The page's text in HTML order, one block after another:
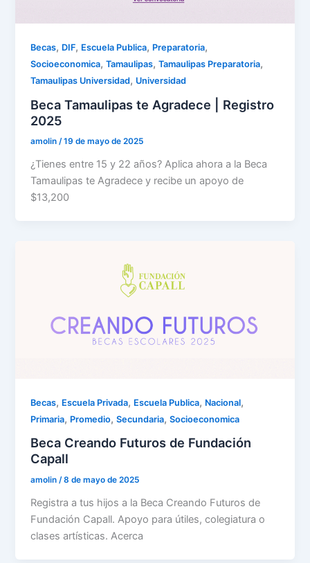
Becas, DIF, Escuela Publica, Preparatoria,
Socioeconomica,Tamaulipas,Tamaulipas Preparatoria,
Tamaulipas Universidad, Universidad
Beca Tamaulipas te Agradece | Registro
2025
amolin/19 de mayo de 2025
¿Tienes entre 15 y 22 años? Aplica ahora a la Beca
Tamaulipas te Agradece y recibe un apoyo de
$13,200
Becas, Escuela Privada, Escuela Publica, Nacional,
Primaria, Promedio,Secundaria,Socioeconomica
Beca Creando Futuros de Fundación
Capall
amolin/8 de mayo de 2025
Registra a tus hijos a la Beca Creando Futuros de
Fundación Capall. Apoyo para útiles, colegiatura o
clases artísticas. Acerca